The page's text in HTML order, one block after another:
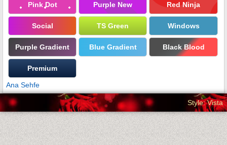
Pink Dot Purple New Red Ninja
Social TS Green Windows
Purple Gradient Blue Gradient Black Blood
Premium
Ana Sehfe
Style: Vista